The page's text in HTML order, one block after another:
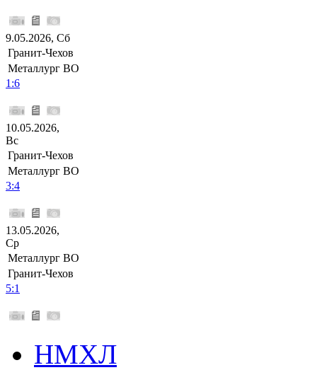
9.05.2026, Сб
Гранит-Чехов
Металлург ВО
1:6
10.05.2026,
Вс
Гранит-Чехов
Металлург ВО
3:4
13.05.2026,
Ср
Металлург ВО
Гранит-Чехов
5:1
НМХЛ